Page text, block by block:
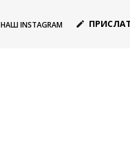
НАШ INSTAGRAM 